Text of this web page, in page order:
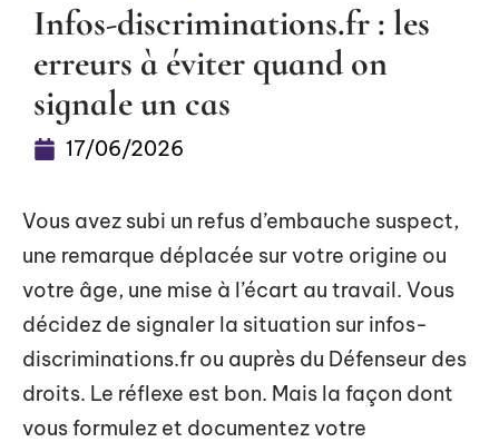
Infos-discriminations.fr : les
erreurs à éviter quand on
signale un cas
17/06/2026
Vous avez subi un refus d’embauche suspect,
une remarque déplacée sur votre origine ou
votre âge, une mise à l’écart au travail. Vous
décidez de signaler la situation sur infos-
discriminations.fr ou auprès du Défenseur des
droits. Le réflexe est bon. Mais la façon dont
vous formulez et documentez votre